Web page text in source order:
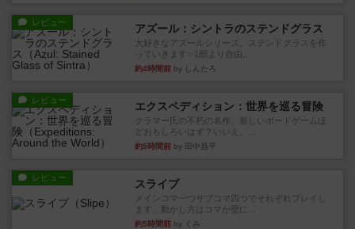
レビュー アズール：シントラのステンドグラス
大好きなアズールシリーズ。ステンドグラスを作
っていきます✨1部より自由...
約4時間前 by しんたろ
レビュー エクスペディション：世界を巡る冒険
クラマー氏の不朽の名作。新しいボードゲームほ
どおもしろいはず？いいえ。...
約5時間前 by 田中昌平
レビュー スライプ
メインコマ一つサブコマ四つでそれぞれプレイし
ます。動かし方はコマか壁に...
約5時間前 by くみ